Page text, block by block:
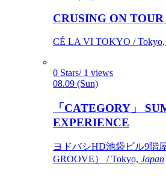
CRUSING ON
CÉ LA VI TOKYO / Tokyo,
0 Stars/ 1 views
08.09 (Sun)
「CATEGORY」
EXPERIENCE
ヨドバシHD池袋ビル9階
GROOVE） / Tokyo, Japan